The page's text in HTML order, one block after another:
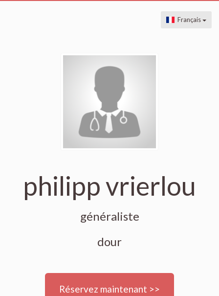
Français
philipp vrierlou
généraliste
dour
Réservez maintenant >>